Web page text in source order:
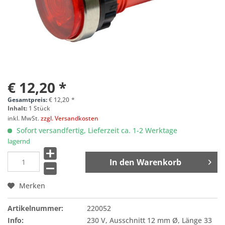
€ 12,20 *
Gesamtpreis:€ 12,20 *
Inhalt: 1 Stück
inkl. MwSt.zzgl. Versandkosten
Sofort versandfertig, Lieferzeit ca. 1-2 Werktage
lagernd
In den Warenkorb
Merken
Artikelnummer:
220052
Info:
230 V, Ausschnitt 12 mm Ø, Länge 33